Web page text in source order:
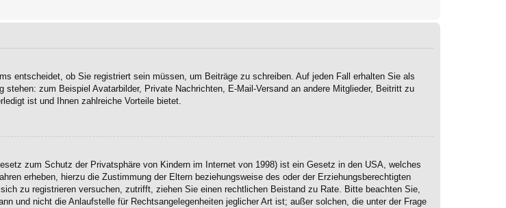
entscheidet, ob Sie registriert sein müssen, um Beiträge zu schreiben. Auf jeden Fall erhalten Sie als
zum Beispiel Avatarbilder, Private Nachrichten, E-Mail-Versand an andere Mitglieder, Beitritt zu
ist und Ihnen zahlreiche Vorteile bietet.
zum Schutz der Privatsphäre von Kindern im Internet von 1998) ist ein Gesetz in den USA, welches
erheben, hierzu die Zustimmung der Eltern beziehungsweise des oder der Erziehungsberechtigten
zu registrieren versuchen, zutrifft, ziehen Sie einen rechtlichen Beistand zu Rate. Bitte beachten Sie,
und nicht die Anlaufstelle für Rechtsangelegenheiten jeglicher Art ist; außer solchen, die unter der Frage